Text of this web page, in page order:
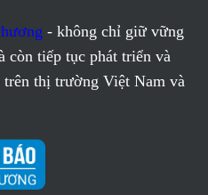
- không chỉ giữ vững
còn tiếp tục phát triển và
thị trường Việt Nam và